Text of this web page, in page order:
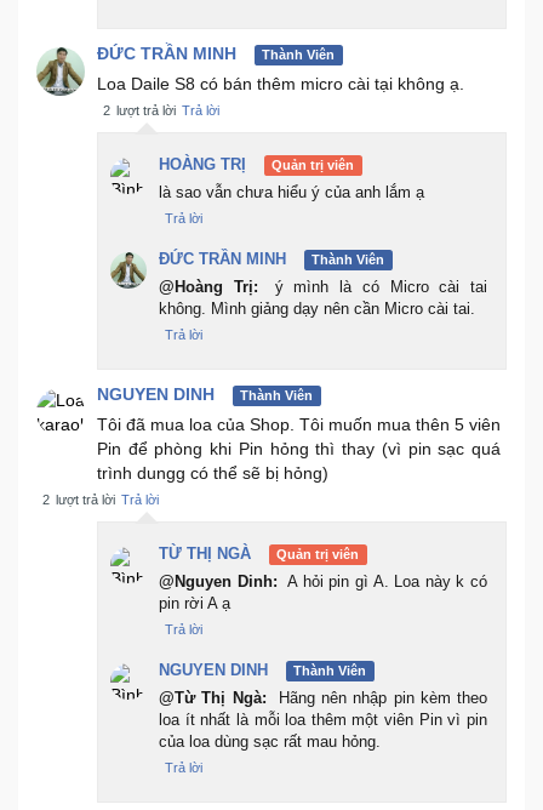
ĐỨC TRẦN MINH Thành Viên
Loa Daile S8 có bán thêm micro cài tại không ạ.
2 lượt trả lời Trả lời
HOÀNG TRỊ Quản trị viên
là sao vẫn chưa hiểu ý của anh lắm ạ
Trả lời
ĐỨC TRẦN MINH Thành Viên
@Hoàng Trị:
ý mình là có Micro cài tai
không. Mình giảng dạy nên cần Micro cài tai.
Trả lời
NGUYEN DINH Thành Viên
Tôi đã mua loa của Shop. Tôi muốn mua thên 5 viên
Pin để phòng khi Pin hỏng thì thay (vì pin sạc quá
trình dungg có thể sẽ bị hỏng)
2 lượt trả lời Trả lời
TỪ THỊ NGÀ Quản trị viên
@Nguyen Dinh: A hỏi pin gì A. Loa này k có
pin rời A ạ
Trả lời
NGUYEN DINH Thành Viên
@Từ Thị Ngà:
Hãng nên nhập pin kèm theo
loa ít nhất là mỗi loa thêm một viên Pin vì pin
của loa dùng sạc rất mau hỏng.
Trả lời